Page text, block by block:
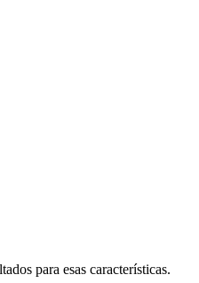
para esas características.